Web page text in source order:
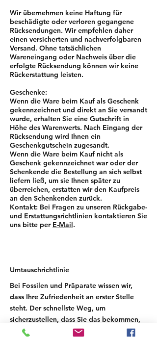
Wir übernehmen keine Haftung für
beschädigte oder verloren gegangene
Rücksendungen. Wir empfehlen daher
einen versicherten und nachverfolgbaren
Versand. Ohne tatsächlichen
Wareneingang oder Nachweis über die
erfolgte Rücksendung können wir keine
Rückerstattung leisten.
Geschenke:
Wenn die Ware beim Kauf als Geschenk
gekennzeichnet und direkt an Sie versandt
wurde, erhalten Sie eine Gutschrift in
Höhe des Warenwerts. Nach Eingang der
Rücksendung wird Ihnen ein
Geschenkgutschein zugesandt.
Wenn die Ware beim Kauf nicht als
Geschenk gekennzeichnet war oder der
Schenkende die Bestellung an sich selbst
liefern ließ, um sie Ihnen später zu
überreichen, erstatten wir den Kaufpreis
an den Schenkenden zurück.
Kontakt: Bei Fragen zu unseren Rückgabe-
und Erstattungsrichtlinien kontaktieren Sie
uns bitte per E-Mail.
Umtauschrichtlinie
Bei Fossilen und Präparate wissen wir,
dass Ihre Zufriedenheit an erster Stelle
steht. Der schnellste Weg, um
sicherzustellen, dass Sie das bekommen,
was Sie möchten, ist, den Artikel